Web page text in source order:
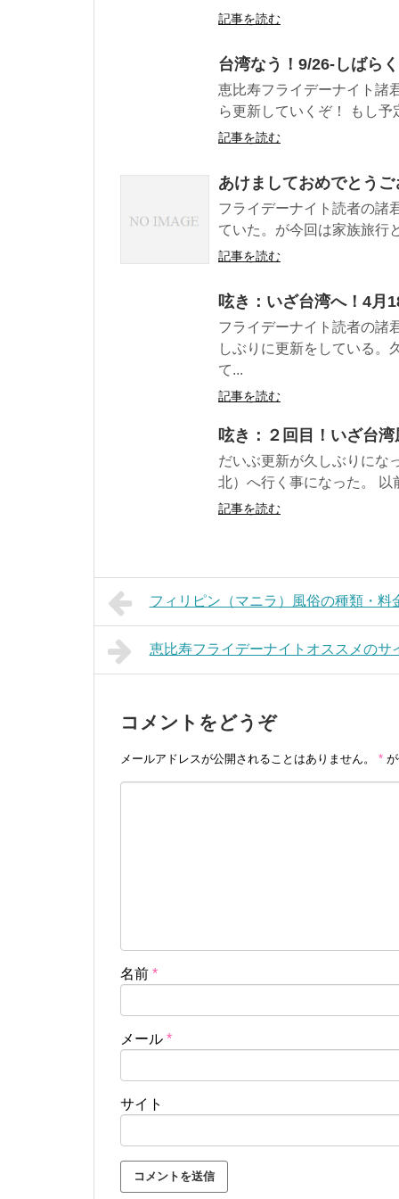
記事を読む
台湾なう！9/26-しばら
恵比寿フライデーナイト諸
ら更新していくぞ！ もし
記事を読む
あけましておめでとう
フライデーナイト読者の諸
ていた。が今回は家族旅行
記事を読む
呟き：いざ台湾へ！4月
フライデーナイト読者の諸
しぶりに更新をしている。
て...
記事を読む
呟き：２回目！いざ台湾
だいぶ更新が久しぶりにな
北）へ行く事になった。 以
記事を読む
フィリピン（マニラ）風俗の種類・
恵比寿フライデーナイトオススメのサ
コメントをどうぞ
メールアドレスが公開されることはありません。 *
名前 *
メール *
サイト